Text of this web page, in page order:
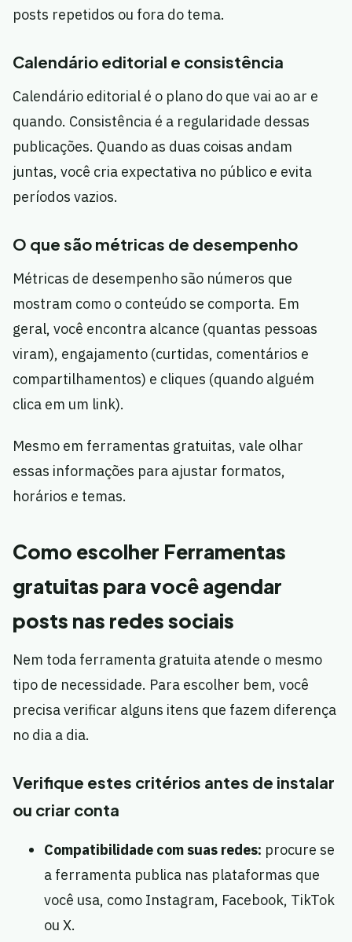
posts repetidos ou fora do tema.
Calendário editorial e consistência
Calendário editorial é o plano do que vai ao ar e
quando. Consistência é a regularidade dessas
publicações. Quando as duas coisas andam
juntas, você cria expectativa no público e evita
períodos vazios.
O que são métricas de desempenho
Métricas de desempenho são números que
mostram como o conteúdo se comporta. Em
geral, você encontra alcance (quantas pessoas
viram), engajamento (curtidas, comentários e
compartilhamentos) e cliques (quando alguém
clica em um link).
Mesmo em ferramentas gratuitas, vale olhar
essas informações para ajustar formatos,
horários e temas.
Como escolher Ferramentas
gratuitas para você agendar
posts nas redes sociais
Nem toda ferramenta gratuita atende o mesmo
tipo de necessidade. Para escolher bem, você
precisa verificar alguns itens que fazem diferença
no dia a dia.
Verifique estes critérios antes de instalar
ou criar conta
Compatibilidade com suas redes: procure se
a ferramenta publica nas plataformas que
você usa, como Instagram, Facebook, TikTok
ou X.